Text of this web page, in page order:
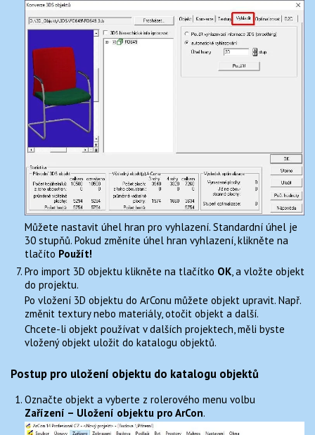
Můžete nastavit úhel hran pro vyhlazení. Standardní úhel je
30 stupňů. Pokud změníte úhel hran vyhlazení, klikněte na
tlačíto Použít!
Pro import 3D objektu klikněte na tlačítko OK, a vložte objekt
do projektu.
Po vložení 3D objektu do ArConu můžete objekt upravit. Např.
změnit textury nebo materiály, otočit objekt a další.
Chcete-li objekt používat v dalších projektech, měli byste
vložený objekt uložit do katalogu objektů.
Postup pro uložení objektu do katalogu objektů
Označte objekt a vyberte z rolerového menu volbu
Zařízení – Uložení objektu pro ArCon.